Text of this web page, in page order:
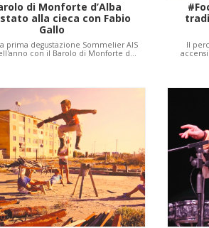
di Monforte d’Alba
alla cieca con Fabio
Gallo
prima degustazione Sommelier AIS
con il Barolo di Monforte d…
Il